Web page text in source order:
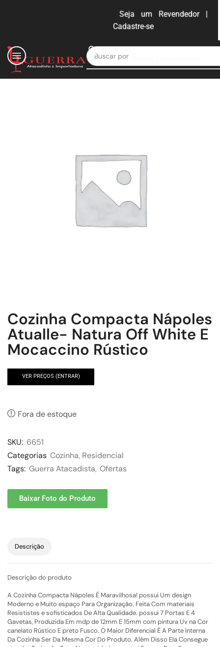
Seja um Revendedor |
Cadastre-se
Buscar por
Cozinha Compacta Nápoles
Atualle- Natura Off White E
Mocaccino Rústico
VER PREÇOS (ENTRAR)
Fora de estoque
SKU: 6651
Categorias Cozinha, Residencial
Tags: Guerra Atacadista, Ofertas
Baixar Foto do Produto
Descrição
Descrição do produto
A Cozinha Compacta Nápoles É Maravilhosa! possui Um design
Moderno e Muito espaço Para Organização. Feita Com materiais
Resististes e sofisticados De Alta Qualidade. possui 7 Portas E 4
Gavetas, Produzida Em mdp de 12mm E 15mm com pintura Uv na Cor
canelato Rústico E preto Fusco. O Maior Diferencial É A Parte Interna
Da Cozinha Ser Da Mesma Cor Do Produto. Além Disso Ela Consegue